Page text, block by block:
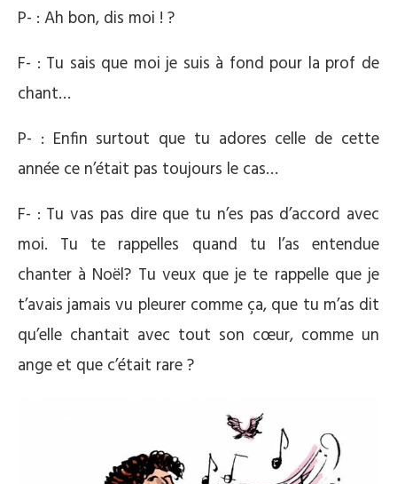
P- : Ah bon, dis moi ! ?
F- : Tu sais que moi je suis à fond pour la prof de
chant…
P- : Enfin surtout que tu adores celle de cette
année ce n’était pas toujours le cas…
F- : Tu vas pas dire que tu n’es pas d’accord avec
moi. Tu te rappelles quand tu l’as entendue
chanter à Noël? Tu veux que je te rappelle que je
t’avais jamais vu pleurer comme ça, que tu m’as dit
qu’elle chantait avec tout son cœur, comme un
ange et que c’était rare ?